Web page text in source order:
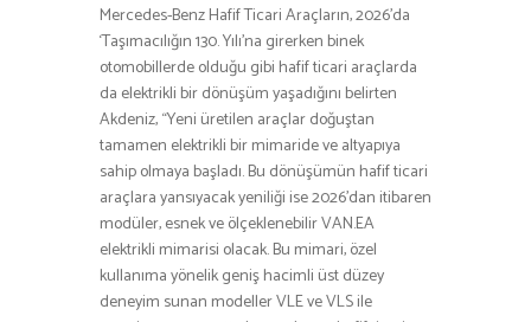
Mercedes-Benz Hafif Ticari Araçların, 2026’da
‘Taşımacılığın 130. Yılı’na girerken binek
otomobillerde olduğu gibi hafif ticari araçlarda
da elektrikli bir dönüşüm yaşadığını belirten
Akdeniz, “Yeni üretilen araçlar doğuştan
tamamen elektrikli bir mimaride ve altyapıya
sahip olmaya başladı. Bu dönüşümün hafif ticari
araçlara yansıyacak yeniliği ise 2026’dan itibaren
modüler, esnek ve ölçeklenebilir VAN.EA
elektrikli mimarisi olacak. Bu mimari, özel
kullanıma yönelik geniş hacimli üst düzey
deneyim sunan modeller VLE ve VLS ile